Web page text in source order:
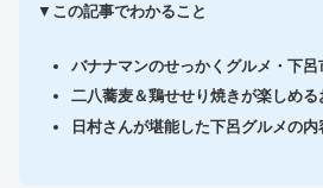
▼ この記事でわかること
バナナマンのせっかくグルメ・下
二八蕎麦＆鶏せせり焼きが楽しめる
日村さんが堪能した下呂グルメの内